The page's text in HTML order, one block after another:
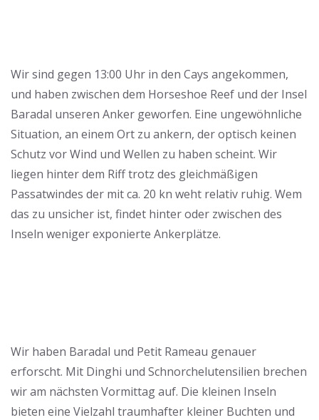
Wir sind gegen 13:00 Uhr in den Cays angekommen,
und haben zwischen dem Horseshoe Reef und der Insel
Baradal unseren Anker geworfen. Eine ungewöhnliche
Situation, an einem Ort zu ankern, der optisch keinen
Schutz vor Wind und Wellen zu haben scheint. Wir
liegen hinter dem Riff trotz des gleichmäßigen
Passatwindes der mit ca. 20 kn weht relativ ruhig. Wem
das zu unsicher ist, findet hinter oder zwischen des
Inseln weniger exponierte Ankerplätze.
Erkundung
Wir haben Baradal und Petit Rameau genauer
erforscht. Mit Dinghi und Schnorchelutensilien brechen
wir am nächsten Vormittag auf. Die kleinen Inseln
bieten eine Vielzahl traumhafter kleiner Buchten und